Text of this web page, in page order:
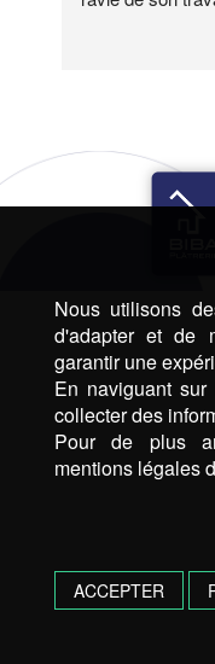
Nous utilisons
d'adapter et de
garantir une
En naviguant
collecter des
Pour de plus
mentions légales
ACCEPTER